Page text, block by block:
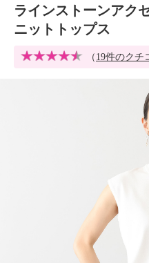
ラインストーンアク
ニットトップス
（ 19件のクチ